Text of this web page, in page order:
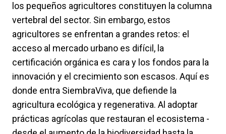
los pequeños agricultores constituyen la columna
vertebral del sector. Sin embargo, estos
agricultores se enfrentan a grandes retos: el
acceso al mercado urbano es difícil, la
certificación orgánica es cara y los fondos para la
innovación y el crecimiento son escasos. Aquí es
donde entra SiembraViva, que defiende la
agricultura ecológica y regenerativa. Al adoptar
prácticas agrícolas que restauran el ecosistema -